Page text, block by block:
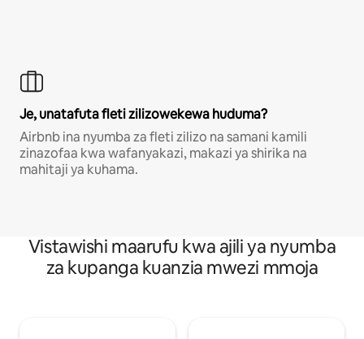
Je, unatafuta fleti zilizowekewa huduma?
Airbnb ina nyumba za fleti zilizo na samani kamili
zinazofaa kwa wafanyakazi, makazi ya shirika na
mahitaji ya kuhama.
Vistawishi maarufu kwa ajili ya nyumba
za kupanga kuanzia mwezi mmoja